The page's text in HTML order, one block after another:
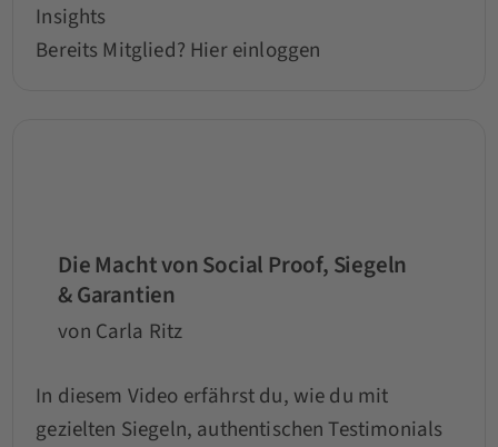
Insights
Bereits Mitglied? Hier einloggen
Die Macht von Social Proof, Siegeln
& Garantien
von Carla Ritz
In diesem Video erfährst du, wie du mit
gezielten Siegeln, authentischen Testimonials